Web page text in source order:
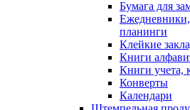
Бумага для
планинги
Клейкие
Книги
Книги учета,
Конверты
Календари